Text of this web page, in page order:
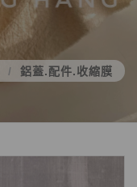
鋁蓋.配件.收縮膜